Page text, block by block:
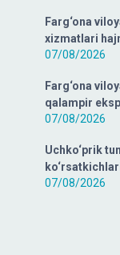
Farg‘ona
xizmatlari
07/08/2026
Farg‘ona
qalampir
07/08/2026
Uchko‘prik
07/08/2026